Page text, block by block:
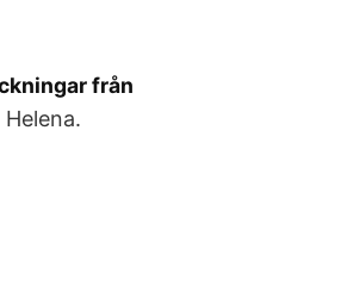
från